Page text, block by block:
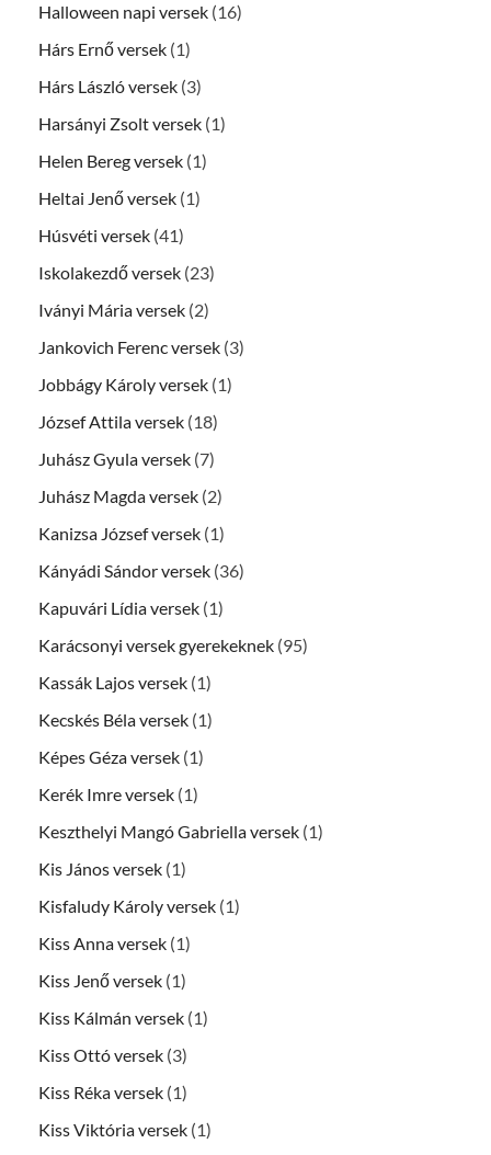
Halloween napi versek (16)
Hárs Ernő versek (1)
Hárs László versek (3)
Harsányi Zsolt versek (1)
Helen Bereg versek (1)
Heltai Jenő versek (1)
Húsvéti versek (41)
Iskolakezdő versek (23)
Iványi Mária versek (2)
Jankovich Ferenc versek (3)
Jobbágy Károly versek (1)
József Attila versek (18)
Juhász Gyula versek (7)
Juhász Magda versek (2)
Kanizsa József versek (1)
Kányádi Sándor versek (36)
Kapuvári Lídia versek (1)
Karácsonyi versek gyerekeknek (95)
Kassák Lajos versek (1)
Kecskés Béla versek (1)
Képes Géza versek (1)
Kerék Imre versek (1)
Keszthelyi Mangó Gabriella versek (1)
Kis János versek (1)
Kisfaludy Károly versek (1)
Kiss Anna versek (1)
Kiss Jenő versek (1)
Kiss Kálmán versek (1)
Kiss Ottó versek (3)
Kiss Réka versek (1)
Kiss Viktória versek (1)